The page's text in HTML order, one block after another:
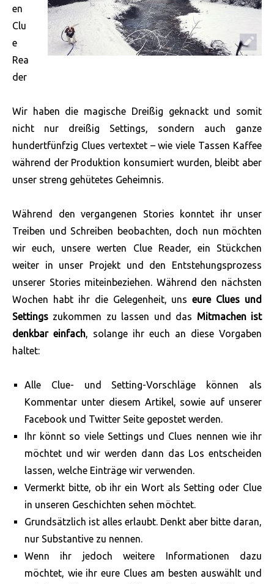
en
Clu
e
Rea
der
Wir haben die magische Dreißig geknackt und somit
nicht nur dreißig Settings, sondern auch ganze
hundertfünfzig Clues vertextet – wie viele Tassen Kaffee
während der Produktion konsumiert wurden, bleibt aber
unser streng gehütetes Geheimnis.
Während den vergangenen Stories konntet ihr unser
Treiben und Schreiben beobachten, doch nun möchten
wir euch, unsere werten Clue Reader, ein Stückchen
weiter in unser Projekt und den Entstehungsprozess
unserer Stories miteinbeziehen. Während den nächsten
Wochen habt ihr die Gelegenheit, unseure Clues und
Settings zukommen zu lassen und das Mitmachen ist
denkbar einfach, solange ihr euch an diese Vorgaben
haltet:
Alle Clue- und Setting-Vorschläge können als
Kommentar unter diesem Artikel, sowie auf unserer
Facebook und Twitter Seite gepostet werden.
Ihr könnt so viele Settings und Clues nennen wie ihr
möchtet und wir werden dann das Los entscheiden
lassen, welche Einträge wir verwenden.
Vermerkt bitte, ob ihr ein Wort als Setting oder Clue
in unseren Geschichten sehen möchtet.
Grundsätzlich ist alles erlaubt. Denkt aber bitte daran,
nur Substantive zu nennen.
Wenn ihr jedoch weitere Informationen dazu
möchtet, wie ihr eure Clues am besten auswählt und